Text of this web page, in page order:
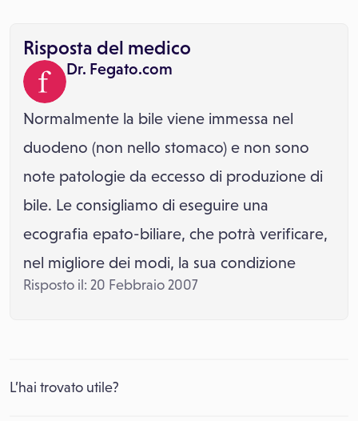
Risposta del medico
Dr. Fegato.com
Normalmente la bile viene immessa nel
duodeno (non nello stomaco) e non sono
note patologie da eccesso di produzione di
bile. Le consigliamo di eseguire una
ecografia epato-biliare, che potrà verificare,
nel migliore dei modi, la sua condizione
Risposto il: 20 Febbraio 2007
L’hai trovato utile?